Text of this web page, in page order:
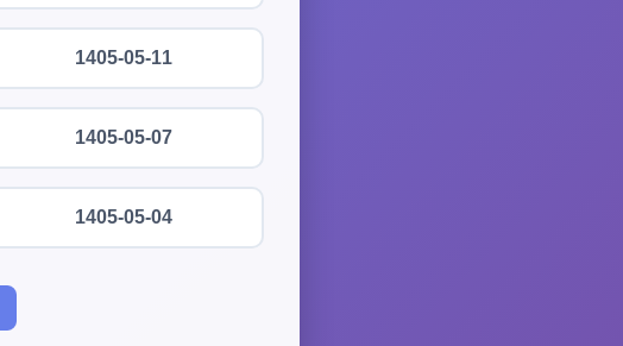
1405-05-11
1405-05-07
1405-05-04